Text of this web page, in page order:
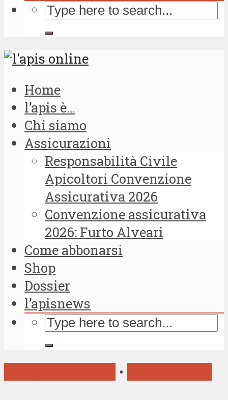
Home
l’apis è…
Chi siamo
Assicurazioni
Responsabilità Civile
Apicoltori Convenzione
Assicurativa 2026
Convenzione assicurativa
2026: Furto Alveari
Come abbonarsi
Shop
Dossier
l’apisnews
•